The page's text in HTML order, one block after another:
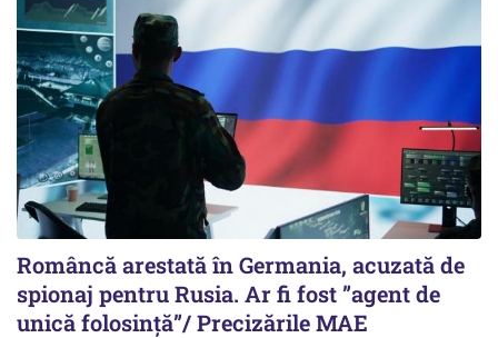
Româncă arestată în Germania, acuzată de
spionaj pentru Rusia. Ar fi fost ”agent de
unică folosință”/ Precizările MAE